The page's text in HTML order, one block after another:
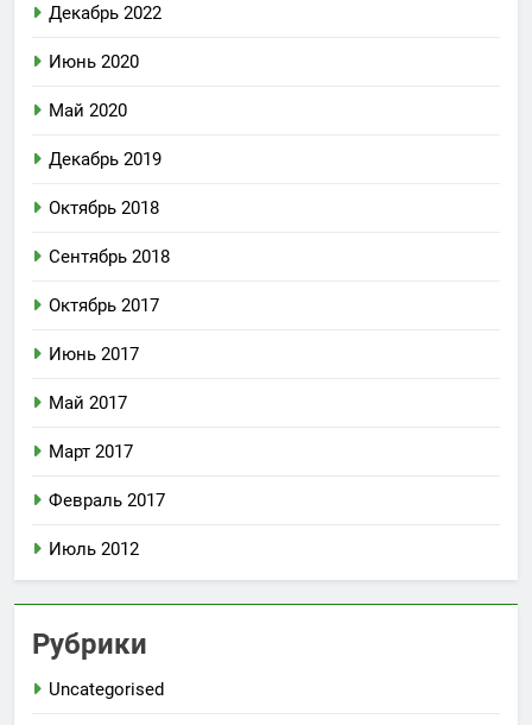
Декабрь 2022
Июнь 2020
Май 2020
Декабрь 2019
Октябрь 2018
Сентябрь 2018
Октябрь 2017
Июнь 2017
Май 2017
Март 2017
Февраль 2017
Июль 2012
Рубрики
Uncategorised